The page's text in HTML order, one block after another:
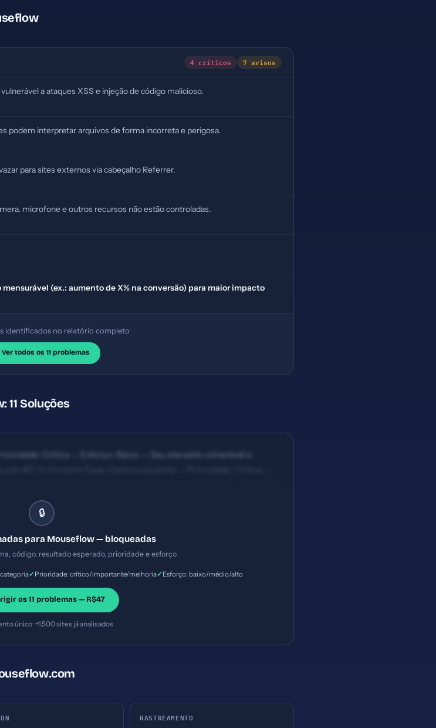
4 críticos 7 avisos
a ataques XSS e injeção de código malicioso.
podem interpretar arquivos de forma incorreta e perigosa.
para sites externos via cabeçalho Referrer.
microfone e outros recursos não estão controladas.
(ex.: aumento de X% na conversão) para maior impacto
identificados no relatório completo
Ver todos os 11 problemas
11 Soluções
Crítica — Esforço: Baixo — Seu site está vulnerável a
🔒
para Mouseflow — bloqueadas
código, resultado esperado, prioridade e esforço
✓Prioridade: crítico/importante/melhoria✓Esforço: baixo/médio/alto
os 11 problemas — R$47
único · +1.500 sites já analisados
RASTREAMENTO